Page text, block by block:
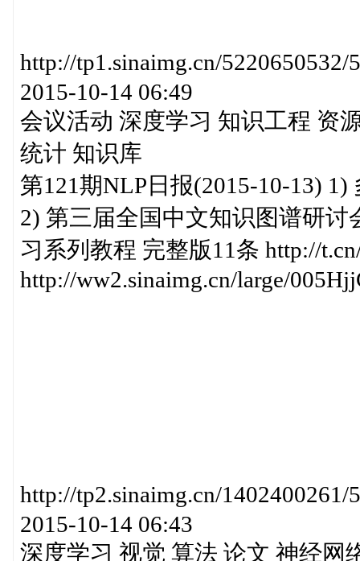
http://tp1.sinaimg.cn/
2015-10-14 06:49
会议活动 深度学习 知识工程 资
统计 知识库
第121期NLP日报(2015-10-13)
2) 第三届全国中文知识图谱研讨
习系列教程 完整版11条 http://
http://ww2.sinaimg.cn/large/
http://tp2.sinaimg.cn/
2015-10-14 06:43
深度学习 视觉 算法 论文 神经网